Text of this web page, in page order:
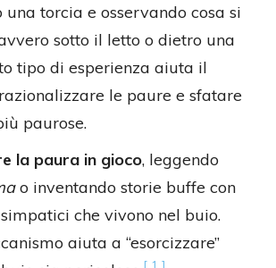
una torcia e osservando cosa si
sotto il letto o dietro una
tipo di esperienza aiuta il
le paure e sfatare
paurose.
la paura in gioco, leggendo
o inventando storie buffe con
che vivono nel buio.
aiuta a “esorcizzare”